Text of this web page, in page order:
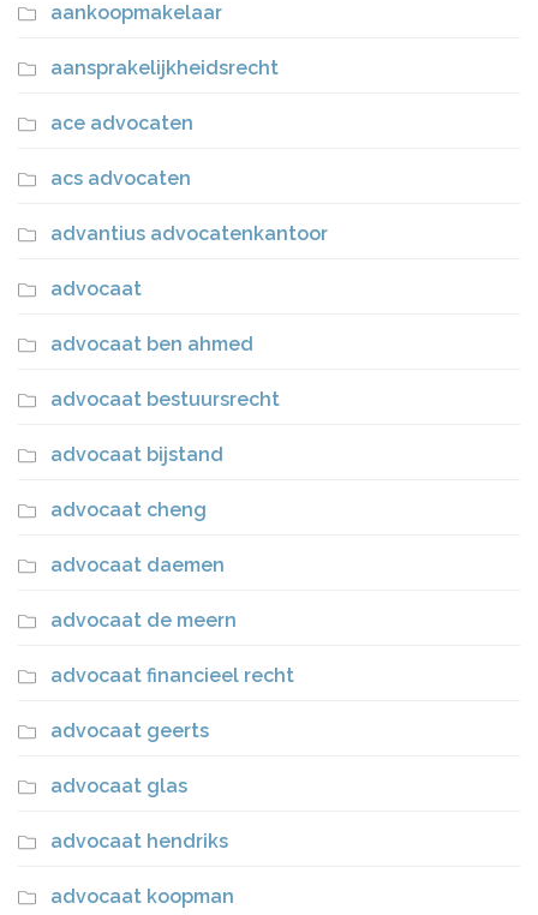
aankoopmakelaar
aansprakelijkheidsrecht
ace advocaten
acs advocaten
advantius advocatenkantoor
advocaat
advocaat ben ahmed
advocaat bestuursrecht
advocaat bijstand
advocaat cheng
advocaat daemen
advocaat de meern
advocaat financieel recht
advocaat geerts
advocaat glas
advocaat hendriks
advocaat koopman